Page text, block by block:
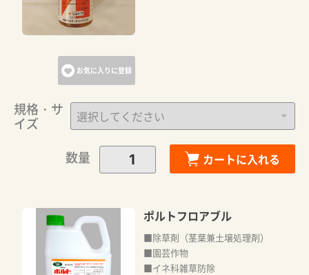
お気に入りに登録
規格・サ
イズ
数量
カートに入れる
ポルトフロアブル
■除草剤（茎葉兼土壌処理剤）
■園芸作物
■イネ科雑草防除